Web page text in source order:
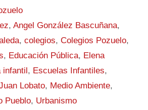
,Angel González Bascuñana,
, colegios, Colegios Pozuelo,
, Educación Pública, Elena
infantil, Escuelas Infantiles,
Lobato, Medio Ambiente,
Pueblo, Urbanismo